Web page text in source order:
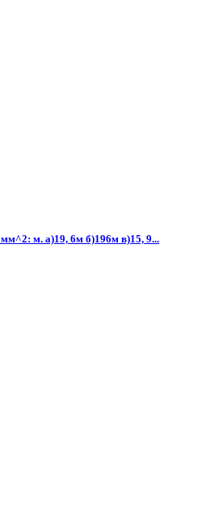
м. а)19, 6м б)196м в)15, 9...